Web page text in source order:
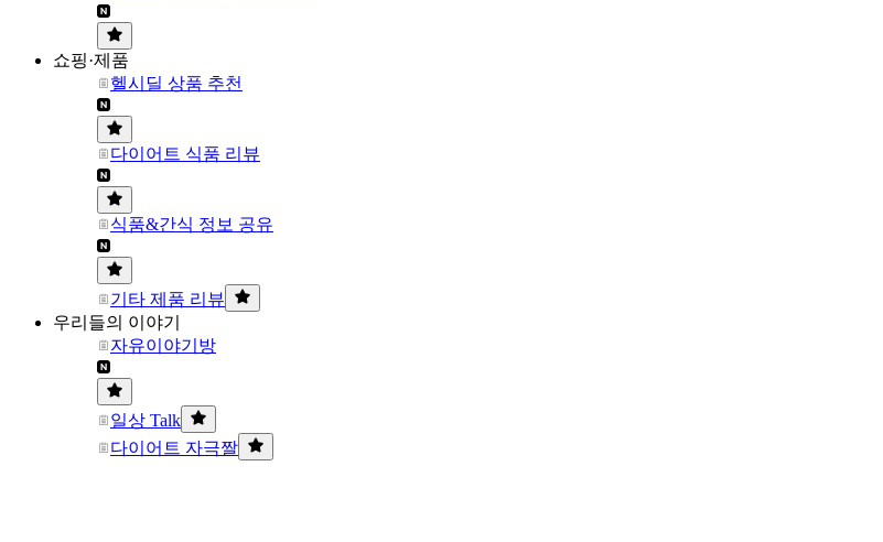
쇼핑·제품
헬시딜 상품 추천
다이어트 식품 리뷰
식품&간식 정보 공유
기타 제품 리뷰
우리들의 이야기
자유이야기방
일상 Talk
다이어트 자극짤